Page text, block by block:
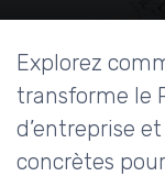
Explorez
transforme le
d’entreprise
concrètes